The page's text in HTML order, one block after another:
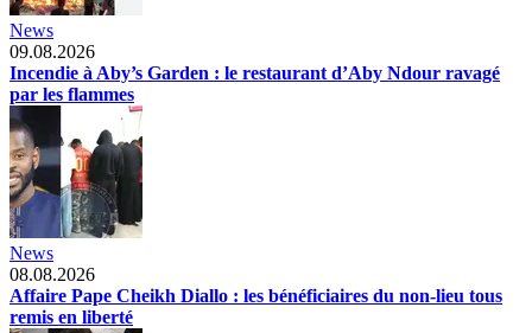
News
09.08.2026
Incendie à Aby’s Garden : le restaurant d’Aby Ndour ravagé
par les flammes
News
08.08.2026
Affaire Pape Cheikh Diallo : les bénéficiaires du non-lieu tous
remis en liberté